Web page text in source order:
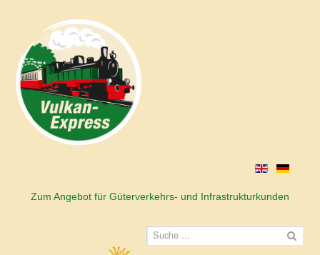
Zum Angebot für Güterverkehrs- und Infrastrukturkunden